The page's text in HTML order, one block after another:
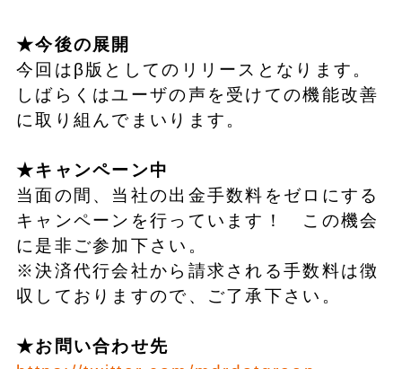
★今後の展開
今回はβ版としてのリリースとなります。
しばらくはユーザの声を受けての機能改善
に取り組んでまいります。
★キャンペーン中
当面の間、当社の出金手数料をゼロにする
キャンペーンを行っています！ この機会
に是非ご参加下さい。
※決済代行会社から請求される手数料は徴
収しておりますので、ご了承下さい。
★お問い合わせ先